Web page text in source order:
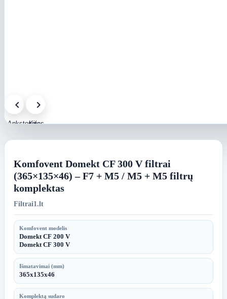
Ankstesnis
Kitas
Komfovent Domekt CF 300 V filtrai
(365×135×46) – F7 + M5 / M5 + M5 filtrų
komplektas
Filtrai1.lt
Komfovent modelis
Domekt CF 200 V
Domekt CF 300 V
Išmatavimai (mm)
365x135x46
Komplektą sudaro